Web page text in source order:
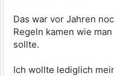
Das war vor Jahren
Regeln kamen wie
sollte.
Ich wollte lediglich